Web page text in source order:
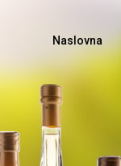
Naslovna